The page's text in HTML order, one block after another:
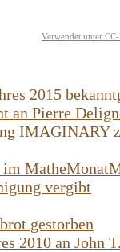
Verwendet unter
2015
an Pierre
IMAGINARY
im
vergibt
gestorben
2010 an John